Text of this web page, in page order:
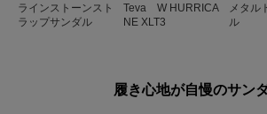
ラインストーンスト
ラップサンダル
Teva W HURRICA
NE XLT3
メタル
ル
履き心地が自慢のサン